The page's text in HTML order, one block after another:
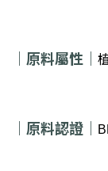
｜ 原料屬性｜
｜原料認證｜